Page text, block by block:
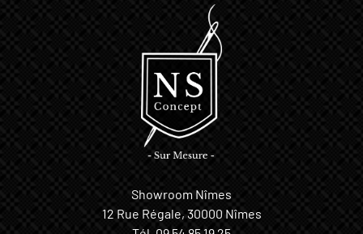
Showroom Nîmes
12 Rue Régale, 30000 Nîmes